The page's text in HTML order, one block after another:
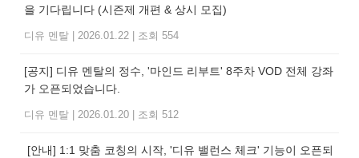
을 기다립니다 (시즌제 개편 & 상시 모집)
디유 멘탈 2026.01.22 조회 554
[공지] 디유 멘탈의 정수, '마인드 리부트' 8주차 VOD 전체 강좌
가 오픈되었습니다.
디유 멘탈 2026.01.20 조회 512
[안내] 1:1 맞춤 코칭의 시작, '디유 밸런스 체크' 기능이 오픈되